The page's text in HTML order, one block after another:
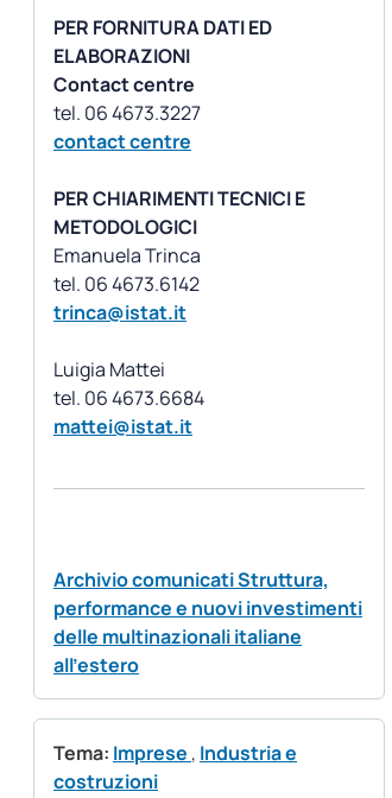
PER FORNITURA DATI ED
ELABORAZIONI
Contact centre
contact centre
PER CHIARIMENTI TECNICI E
METODOLOGICI
Emanuela Trinca
trinca@istat.it
Luigia Mattei
mattei@istat.it
Archivio comunicati Struttura,
performance e nuovi investimenti
delle multinazionali italiane
all’estero
Tema: Imprese , Industria e
costruzioni